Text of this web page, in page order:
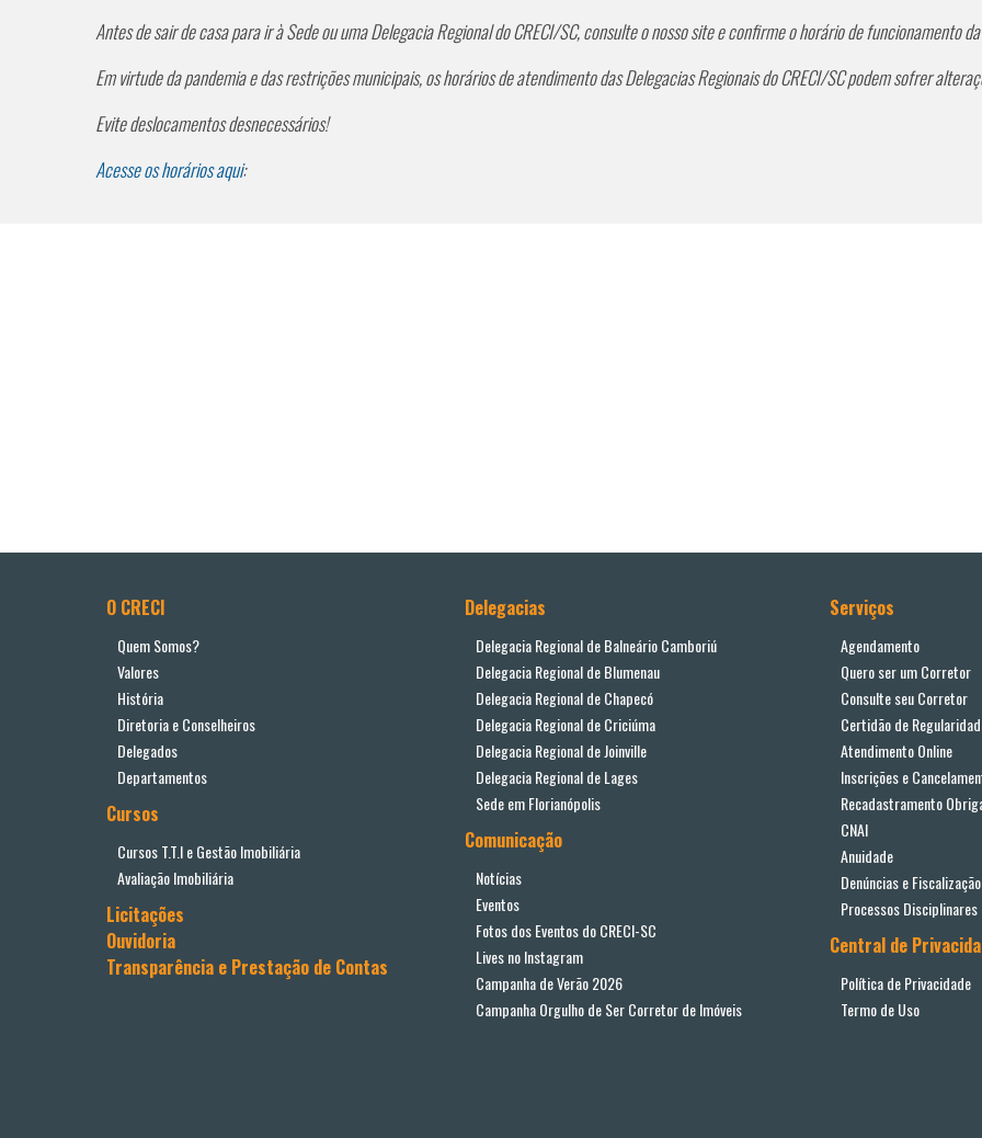
Antes de sair de casa para ir à Sede ou uma Delegacia Regional do CRECI/SC, consulte o nosso site e confirme o horário de funcionamento
Em virtude da pandemia e das restrições municipais, os horários de atendimento das Delegacias Regionais do CRECI/SC podem sofrer
Evite deslocamentos desnecessários!
Acesse os horários aqui:
O CRECI
Quem Somos?
Valores
História
Diretoria e Conselheiros
Delegados
Departamentos
Cursos
Cursos T.T.I e Gestão Imobiliária
Avaliação Imobiliária
Licitações
Ouvidoria
Transparência e Prestação de Contas
Delegacias
Delegacia Regional de Balneário Camboriú
Delegacia Regional de Blumenau
Delegacia Regional de Chapecó
Delegacia Regional de Criciúma
Delegacia Regional de Joinville
Delegacia Regional de Lages
Sede em Florianópolis
Comunicação
Notícias
Eventos
Fotos dos Eventos do CRECI-SC
Lives no Instagram
Campanha de Verão 2026
Campanha Orgulho de Ser Corretor de Imóveis
Serviços
Agendamento
Quero ser um Corretor
Consulte seu Corretor
Certidão de
Atendimento Online
Inscrições e
Recadastramento
CNAI
Anuidade
Denúncias e Fiscalização
Processos Disciplinares
Central de
Política de Privacidade
Termo de Uso